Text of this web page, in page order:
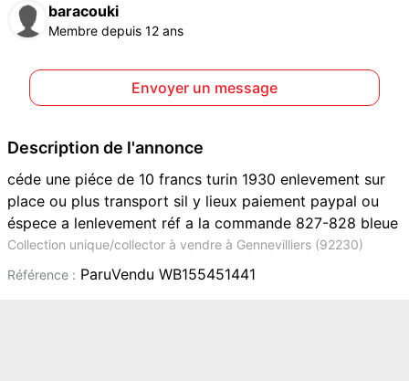
baracouki
Membre depuis 12 ans
Envoyer un message
Description de l'annonce
céde une piéce de 10 francs turin 1930 enlevement sur
place ou plus transport sil y lieux paiement paypal ou
éspece a lenlevement réf a la commande 827-828 bleue
Collection unique/collector à vendre à Gennevilliers (92230)
Référence : ParuVendu WB155451441